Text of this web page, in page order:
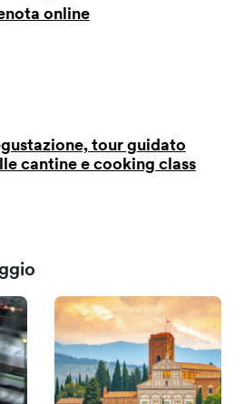
online
tour guidato
cantine e cooking class